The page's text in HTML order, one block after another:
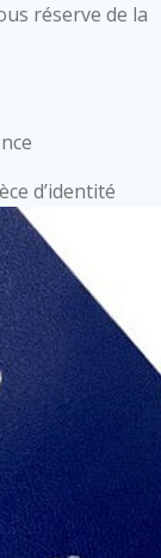
réserve de la
d’identité